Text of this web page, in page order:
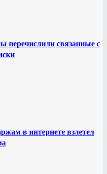
перечислили связанные с
в интернете взлетел